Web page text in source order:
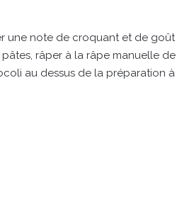
une note de croquant et de goût
râper à la râpe manuelle de
au dessus de la préparation à